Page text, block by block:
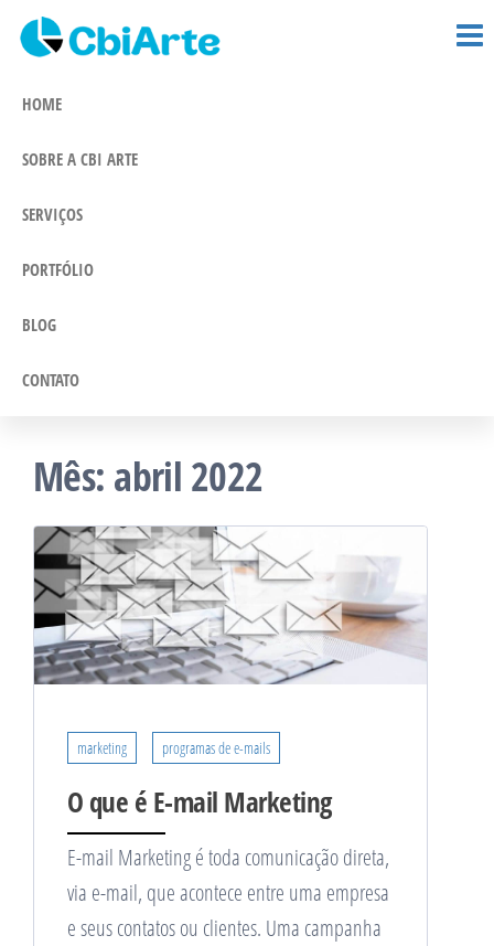
Pular
para
HOME
SOBRE A CBI ARTE
SERVIÇOS
PORTFÓLIO
BLOG
CONTATO
Mês: abril 2022
marketing programas de e-mails
O que é E-mail Marketing
E-mail Marketing é toda comunicação direta,
via e-mail, que acontece entre uma empresa
e seus contatos ou clientes. Uma campanha